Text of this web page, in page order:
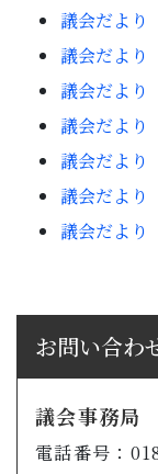
ビジネス・
行政情報
議会だより
議会だより
議会だより
議会だより
議会だより
議会だより
議会だより
お問い合わ
議会事務局
電話番号：